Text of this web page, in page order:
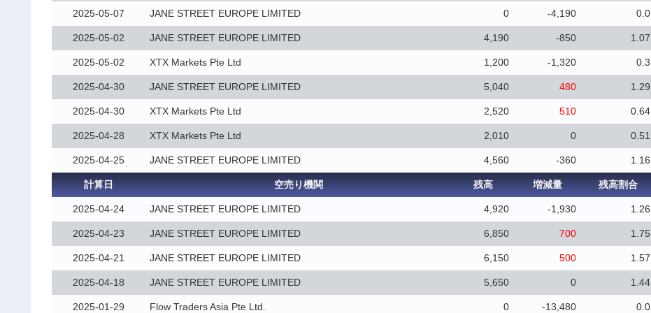
2025-05-07 JANE STREET EUROPE LIMITED 0 -4,190 0.0
2025-05-02 JANE STREET EUROPE LIMITED 4,190 -850 1.07
2025-05-02 XTX Markets Pte Ltd 1,200 -1,320 0.3
2025-04-30 JANE STREET EUROPE LIMITED 5,040 480 1.29
2025-04-30 XTX Markets Pte Ltd 2,520 510 0.64
2025-04-28 XTX Markets Pte Ltd 2,010 0 0.51
2025-04-25 JANE STREET EUROPE LIMITED 4,560 -360 1.16
計算日 空売り機関 残高 増減量 残高割合
2025-04-24 JANE STREET EUROPE LIMITED 4,920 -1,930 1.26
2025-04-23 JANE STREET EUROPE LIMITED 6,850 700 1.75
2025-04-21 JANE STREET EUROPE LIMITED 6,150 500 1.57
2025-04-18 JANE STREET EUROPE LIMITED 5,650 0 1.44
2025-01-29 Flow Traders Asia Pte Ltd. 0 -13,480 0.0